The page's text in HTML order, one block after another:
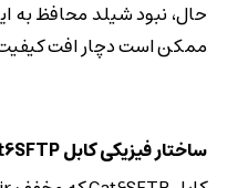
ممکن است دچار افت
ساختار فیزیکی کابل Cat6SFTP و تفاوت‌های آن با UTP